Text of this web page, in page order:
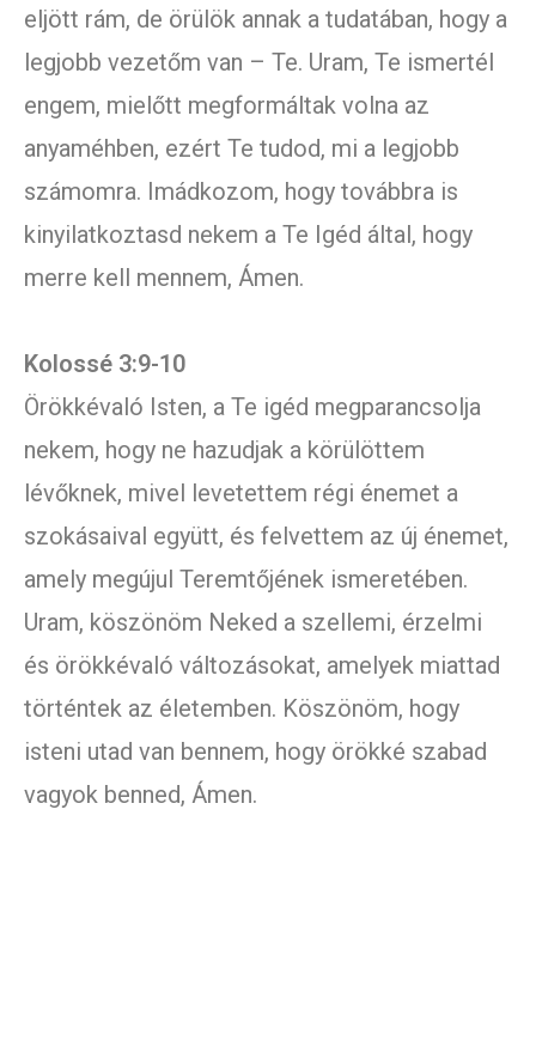
eljött rám, de örülök annak a tudatában, hogy a
legjobb vezetőm van – Te. Uram, Te ismertél
engem, mielőtt megformáltak volna az
anyaméhben, ezért Te tudod, mi a legjobb
számomra. Imádkozom, hogy továbbra is
kinyilatkoztasd nekem a Te Igéd által, hogy
merre kell mennem, Ámen.
Kolossé 3:9-10
Örökkévaló Isten, a Te igéd megparancsolja
nekem, hogy ne hazudjak a körülöttem
lévőknek, mivel levetettem régi énemet a
szokásaival együtt, és felvettem az új énemet,
amely megújul Teremtőjének ismeretében.
Uram, köszönöm Neked a szellemi, érzelmi
és örökkévaló változásokat, amelyek miattad
történtek az életemben. Köszönöm, hogy
isteni utad van bennem, hogy örökké szabad
vagyok benned, Ámen.